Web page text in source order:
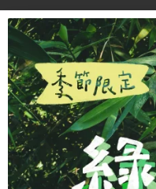
調味料・油
BEAUFOR｜蜂蜜芥末醬